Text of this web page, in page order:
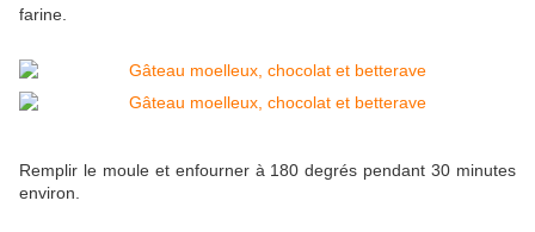
farine.
Remplir le moule et enfourner à 180 degrés pendant 30 minutes
environ.